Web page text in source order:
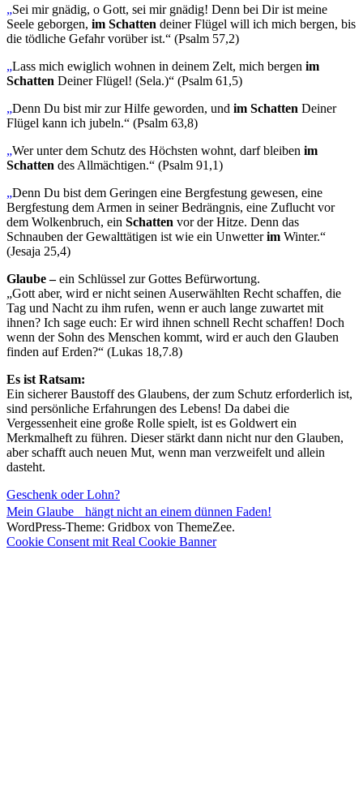
„Sei mir gnädig, o Gott, sei mir gnädig! Denn bei Dir ist meine
Seele geborgen, im Schatten deiner Flügel will ich mich bergen, bis
die tödliche Gefahr vorüber ist.“ (Psalm 57,2)
„Lass mich ewiglich wohnen in deinem Zelt, mich bergen im
Schatten Deiner Flügel! (Sela.)“ (Psalm 61,5)
„Denn Du bist mir zur Hilfe geworden, und im Schatten Deiner
Flügel kann ich jubeln.“ (Psalm 63,8)
„Wer unter dem Schutz des Höchsten wohnt, darf bleiben im
Schatten des Allmächtigen.“ (Psalm 91,1)
„Denn Du bist dem Geringen eine Bergfestung gewesen, eine
Bergfestung dem Armen in seiner Bedrängnis, eine Zuflucht vor
dem Wolkenbruch, ein Schatten vor der Hitze. Denn das
Schnauben der Gewalttätigen ist wie ein Unwetterim Winter.“
(Jesaja 25,4)
Glaube –ein Schlüssel zur Gottes Befürwortung.
„Gott aber, wird er nicht seinen Auserwählten Recht schaffen, die
Tag und Nacht zu ihm rufen, wenn er auch lange zuwartet mit
ihnen? Ich sage euch: Er wird ihnen schnell Recht schaffen! Doch
wenn der Sohn des Menschen kommt, wird er auch den Glauben
finden auf Erden?“ (Lukas 18,7.8)
Es ist Ratsam:
Ein sicherer Baustoff des Glaubens, der zum Schutz erforderlich ist,
sind persönliche Erfahrungen des Lebens! Da dabei die
Vergessenheit eine große Rolle spielt, ist es Goldwert ein
Merkmalheft zu führen. Dieser stärkt dann nicht nur den Glauben,
aber schafft auch neuen Mut, wenn man verzweifelt und allein
dasteht.
Beitragsnavigation
Vorheriger
Beitrag:
Geschenk oder Lohn?
Nächster
Beitrag:
Mein Glaube hängt nicht an einem dünnen Faden!
WordPress-Theme: Gridbox von ThemeZee.
Cookie Consent mit Real Cookie Banner